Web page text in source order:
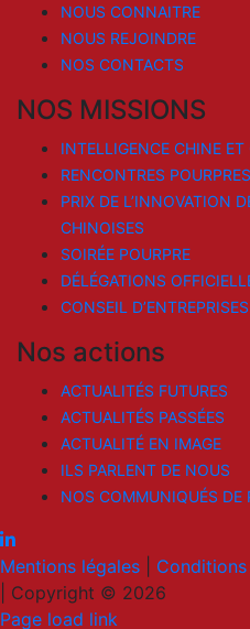
NOUS CONNAITRE
NOUS REJOINDRE
NOS CONTACTS
NOS MISSIONS
INTELLIGENCE CHINE
RENCONTRES POURPRES
PRIX DE L’INNOVATION
CHINOISES
SOIRÉE POURPRE
DÉLÉGATIONS
CONSEIL
Nos actions
ACTUALITÉS FUTURES
ACTUALITÉS PASSÉES
ACTUALITÉ EN IMAGE
ILS PARLENT DE NOUS
NOS COMMUNIQUÉS DE
Mentions légales
Copyright © 2026
LinkedIn
Email
Page load link